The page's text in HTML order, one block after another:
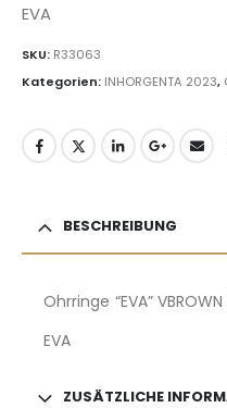
EVA
SKU: R33063
Kategorien: INHORGENTA 2023,
BESCHREIBUNG
Ohrringe “EVA”
EVA
ZUSÄTZLICHE